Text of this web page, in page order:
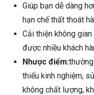
Giúp bạn dễ dàng
hạn chế thất thoát
Cải thiện không
được nhiều khách
Nhược điểm:
thiếu kinh nghiệm,
không chất lượng,